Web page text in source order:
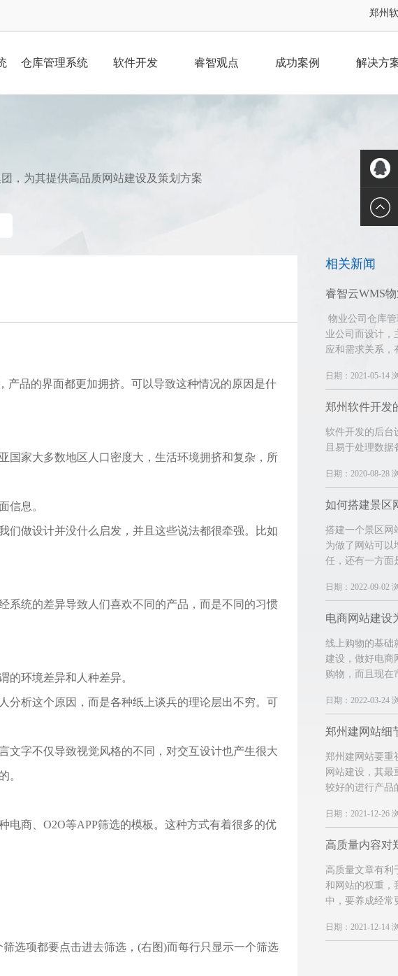
郑州
仓库管理系统 软件开发 睿智观点 成功案例 解决方
，为其提供高品质网站建设及策划方案
产品的界面都更加拥挤。可以导致这种情况的原因是什
国家大多数地区人口密度大，生活环境拥挤和复杂，所
信息。
们做设计并没什么启发，并且这些说法都很牵强。比如
系统的差异导致人们喜欢不同的产品，而是不同的习惯
的环境差异和人种差异。
分析这个原因，而是各种纸上谈兵的理论层出不穷。可
文字不仅导致视觉风格的不同，对交互设计也产生很大
。
商、O2O等APP筛选的模板。这种方式有着很多的优
选项都要点击进去筛选，(右图)而每行只显示一个筛选
相关新闻
物业公司仓库
业公司而设计，
应和需求关系，
日期：2021-05-14
软件开发的后台
且易于处理数
日期：2020-08-28
如何搭建景区
搭建一个景区网
为做了网站可以
任，还有一方面
日期：2022-09-02
电商网站建设
线上购物的基础
建设，做好电商
购物，而且现在
日期：2022-03-24
郑州建网站细
郑州建网站要重
网站建设，其最
较好的进行产品
日期：2021-12-26
高质量文章有利
和网站的权重，
中，要养成经常
日期：2021-12-14
QQ客服